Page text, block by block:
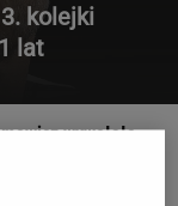
kolejki
lat
wywołała
się coś